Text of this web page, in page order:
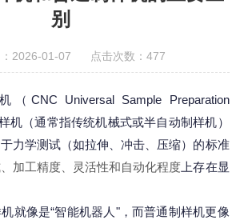
别
：2026-01-07 点击次数：477
CNC Universal Sample Preparation
机（通常指传统机械式或半自动制样机）
力学测试（如拉伸、冲击、压缩）的标准
加工精度、灵活性和自动化程度 上存在显
就像是“智能机器人"，而普通制样机更像